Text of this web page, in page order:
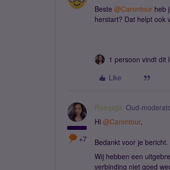
Beste ​ @Carontour heb
herstart? Dat helpt ook
1 persoon vindt dit
Like
+7
Roeqajja Oud-
Hi ​ @Carontour,
Bedankt voor je
Wij hebben een
verbinding niet goed